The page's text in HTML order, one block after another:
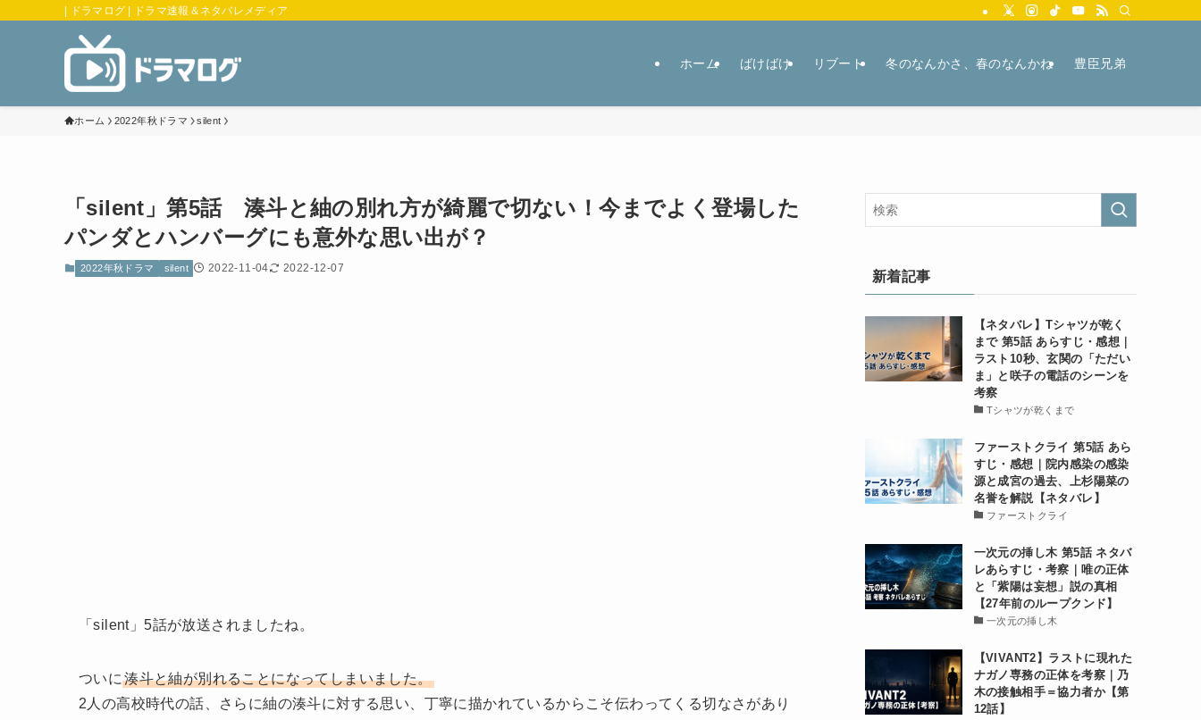
| ドラマログ | ドラマ速報＆ネタバレメディア
ホーム ばけばけ リブート 冬のなんかさ、春のなんかね 豊臣兄弟
ホーム 2022年秋ドラマ silent
「silent」第5話 湊斗と紬の別れ方が綺麗で切ない！今までよく登場した
パンダとハンバーグにも意外な思い出が？
2022年秋ドラマ silent 2022-11-04 2022-12-07
「silent」5話が放送されましたね。
ついに湊斗と紬が別れることになってしまいました。
2人の高校時代の話、さらに紬の湊斗に対する思い、丁寧に描かれているからこそ伝わってくる切なさがあり
新着記事
【ネタバレ】Tシャツが乾く
まで 第5話 あらすじ・感想｜
ラスト10秒、玄関の「ただい
ま」と咲子の電話のシーンを
考察
Tシャツが乾くまで
ファーストクライ 第5話 あら
すじ・感想｜院内感染の感染
源と成宮の過去、上杉陽菜の
名誉を解説【ネタバレ】
ファーストクライ
一次元の挿し木 第5話 ネタバ
レあらすじ・考察｜唯の正体
と「紫陽は妄想」説の真相
【27年前のループクンド】
一次元の挿し木
【VIVANT2】ラストに現れた
ナガノ専務の正体を考察｜乃
木の接触相手＝協力者か【第
12話】